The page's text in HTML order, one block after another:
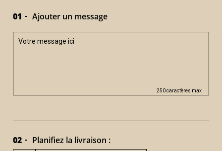
01 Ajouter un message
250 caractères max
02 Planifiez la livraison :